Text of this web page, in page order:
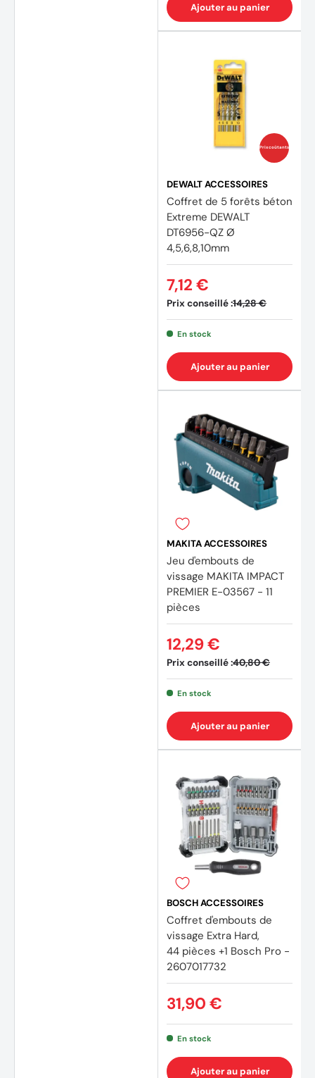
Ajouter au panier
Prix coûtants
DEWALT ACCESSOIRES
Coffret de 5 forêts béton
Extreme DEWALT
DT6956-QZ Ø
4,5,6,8,10mm
Prix conseillé :14,28 €
7,12 €
En stock
Ajouter au panier
MAKITA ACCESSOIRES
Jeu d'embouts de
vissage MAKITA IMPACT
PREMIER E-03567 - 11
pièces
Prix conseillé :40,80 €
12,29 €
En stock
Ajouter au panier
BOSCH ACCESSOIRES
Coffret d'embouts de
vissage Extra Hard,
44 pièces +1 Bosch Pro -
2607017732
31,90 €
En stock
Ajouter au panier